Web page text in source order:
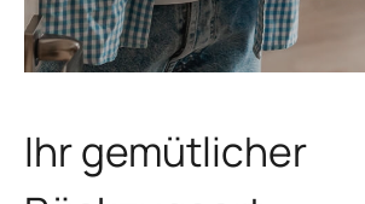
Ihr gemütlicher